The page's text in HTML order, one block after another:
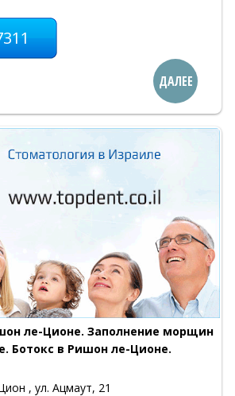
ДАЛЕЕ
ле-Ционе. Заполнение морщин
Ботокс в Ришон ле-Ционе.
, ул. Ацмаут, 21